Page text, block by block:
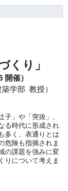
くり 」
）
学部 教授）
」や「突抜」、
る時代に形成され
多く、表通りとは
危険も指摘されま
の課題を強みに変
りについて考えま